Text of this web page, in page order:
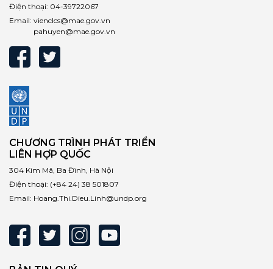
Điện thoại: 04-39722067
Email: vienclcs@mae.gov.vn
pahuyen@mae.gov.vn
CHƯƠNG TRÌNH PHÁT TRIỂN
LIÊN HỢP QUỐC
304 Kim Mã, Ba Đình, Hà Nội
Điện thoại: (+84 24) 38 501807
Email: Hoang.Thi.Dieu.Linh@undp.org